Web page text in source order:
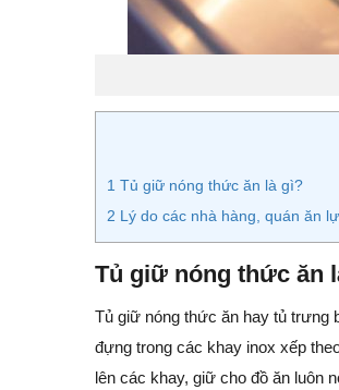
1 Tủ giữ nóng thức ăn là gì?
2 Lý do các nhà hàng, quán ăn
Tủ giữ nóng thức ăn
Tủ giữ nóng thức ăn hay tủ trưng
đựng trong các khay inox xếp
lên các khay, giữ cho đồ ăn luôn